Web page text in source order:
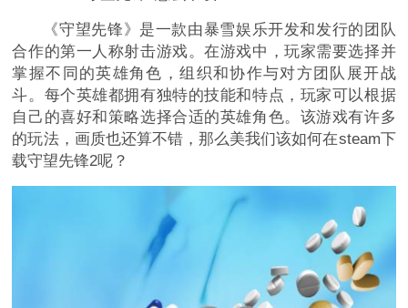
《守望先锋》是一款由暴雪娱乐开发和发行的团队
合作的第一人称射击游戏。在游戏中，玩家需要选择并
掌握不同的英雄角色，组织和协作与对方团队展开战
斗。每个英雄都拥有独特的技能和特点，玩家可以根据
自己的喜好和策略选择合适的英雄角色。该游戏有许多
的玩法，画质也还算不错，那么美我们该如何在steam下
载守望先锋2呢？